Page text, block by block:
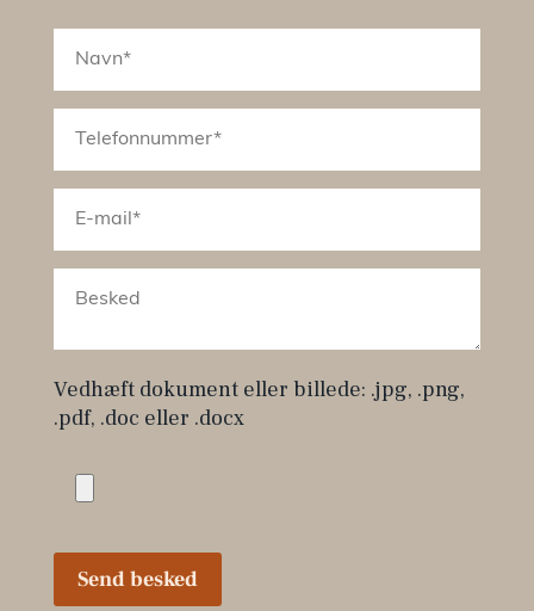
Vedhæft dokument eller billede: .jpg, .png,
.pdf, .doc eller .docx
Send besked